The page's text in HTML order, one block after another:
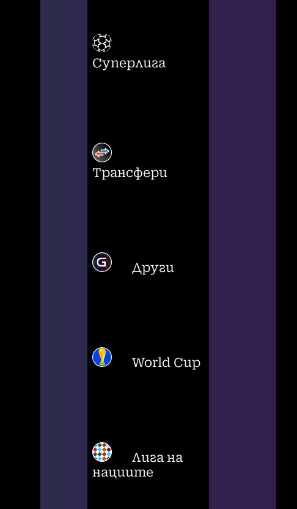
Суперлига
Трансфери
Други
World Cup
Лига на
нациите